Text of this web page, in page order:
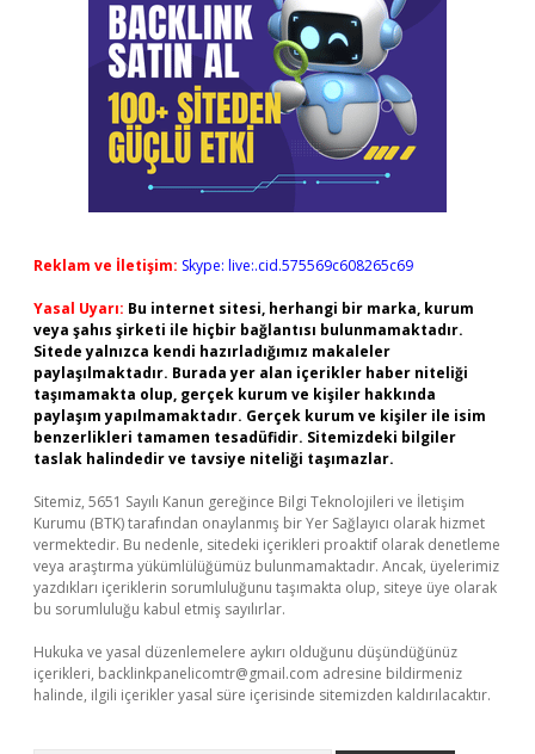
Reklam ve İletişim: Skype: live:.cid.575569c608265c69
Yasal Uyarı: Bu internet sitesi, herhangi bir marka, kurum
veya şahıs şirketi ile hiçbir bağlantısı bulunmamaktadır.
Sitede yalnızca kendi hazırladığımız makaleler
paylaşılmaktadır. Burada yer alan içerikler haber niteliği
taşımamakta olup, gerçek kurum ve kişiler hakkında
paylaşım yapılmamaktadır. Gerçek kurum ve kişiler ile isim
benzerlikleri tamamen tesadüfidir. Sitemizdeki bilgiler
taslak halindedir ve tavsiye niteliği taşımazlar.
Sitemiz, 5651 Sayılı Kanun gereğince Bilgi Teknolojileri ve İletişim
Kurumu (BTK) tarafından onaylanmış bir Yer Sağlayıcı olarak hizmet
vermektedir. Bu nedenle, sitedeki içerikleri proaktif olarak denetleme
veya araştırma yükümlülüğümüz bulunmamaktadır. Ancak, üyelerimiz
yazdıkları içeriklerin sorumluluğunu taşımakta olup, siteye üye olarak
bu sorumluluğu kabul etmiş sayılırlar.
Hukuka ve yasal düzenlemelere aykırı olduğunu düşündüğünüz
içerikleri, backlinkpanelicomtr@gmail.com adresine bildirmeniz
halinde, ilgili içerikler yasal süre içerisinde sitemizden kaldırılacaktır.